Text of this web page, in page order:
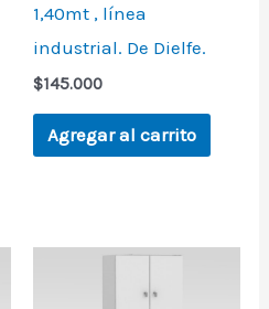
1,40mt , línea
industrial. De Dielfe.
$145.000
Agregar al carrito